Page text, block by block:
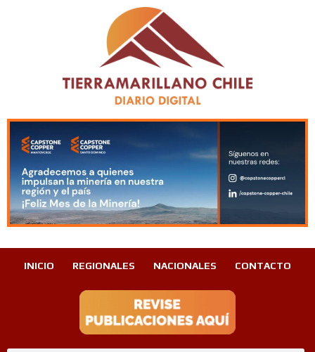
INICIO REGIONALES NACIONALES CONTACTO